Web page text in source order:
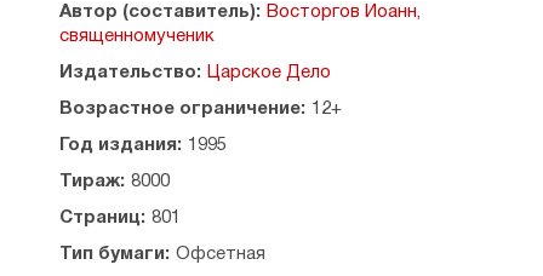
Петербургского и Ладожского Иоанна.
Автор (составитель): Восторгов Иоанн,
священномученик
Издательство: Царское Дело
Возрастное ограничение: 12+
Год издания: 1995
Тираж: 8000
Страниц: 801
Тип бумаги: Офсетная